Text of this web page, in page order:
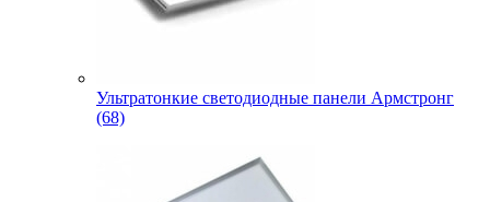
Ультратонкие светодиодные панели Армстронг
(68)